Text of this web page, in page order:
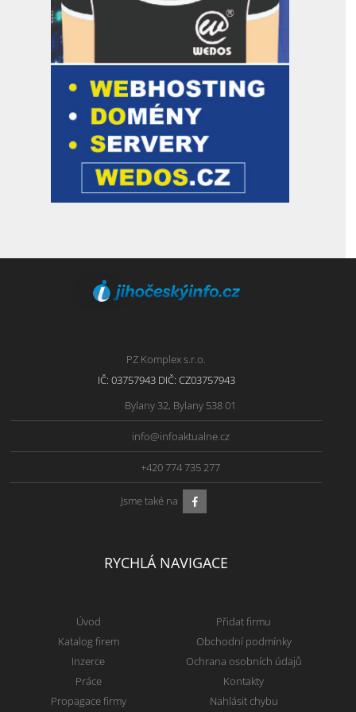
PZ Komplex s.r.o.
IČ: 03757943 DIČ: CZ03757943
Bylany 32, Bylany 538 01
info@infoaktualne.cz
+420 774 735 277
Jsme také na
RYCHLÁ NAVIGACE
Úvod
Katalog firem
Inzerce
Práce
Propagace firmy
Přidat firmu
Obchodní podmínky
Ochrana osobních údajů
Kontakty
Nahlásit chybu